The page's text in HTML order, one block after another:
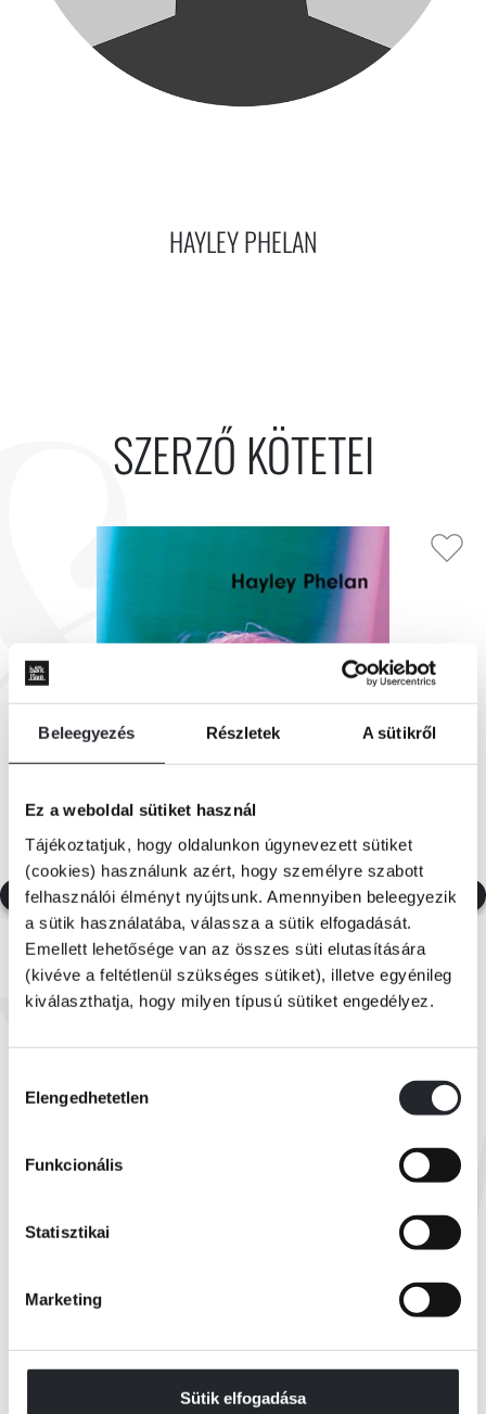
Beleegyezés Részletek A sütikről
Ez a weboldal sütiket használ
Tájékoztatjuk, hogy oldalunkon úgynevezett sütiket
(cookies) használunk azért, hogy személyre szabott
felhasználói élményt nyújtsunk. Amennyiben beleegyezik
a sütik használatába, válassza a sütik elfogadását.
Emellett lehetősége van az összes süti elutasítására
(kivéve a feltétlenül szükséges sütiket), illetve egyénileg
kiválaszthatja, hogy milyen típusú sütiket engedélyez.
kiválasztása
Elengedhetetlen
Funkcionális
Statisztikai
Marketing
Sütik elfogadása
HAYLEY PHELAN
SZERZŐ KÖTETEI
Készleten
Összes könyv